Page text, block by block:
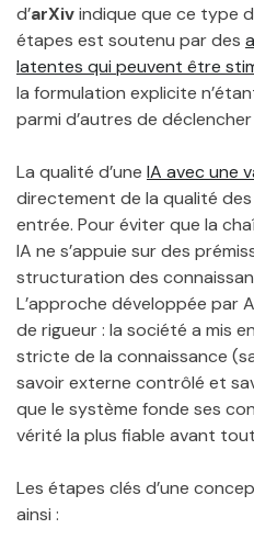
d’arXivindique que ce type
étapes est soutenu par des
latentes qui peuvent être
la formulation explicite
parmi d’autres de
La qualité d’une IA avec une
directement de la qualité
entrée. Pour éviter que la
IA ne s’appuie sur des
structuration des
L’approche développée par
de rigueur : la société a mis
stricte de la connaissance
savoir externe contrôlé et
que le système fonde ses
vérité la plus fiable avant
Les étapes clés d’une
ainsi :